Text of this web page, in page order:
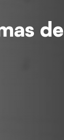
de